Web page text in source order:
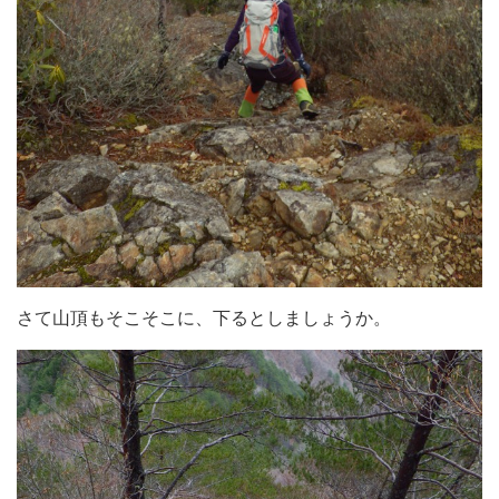
さて山頂もそこそこに、下るとしましょうか。